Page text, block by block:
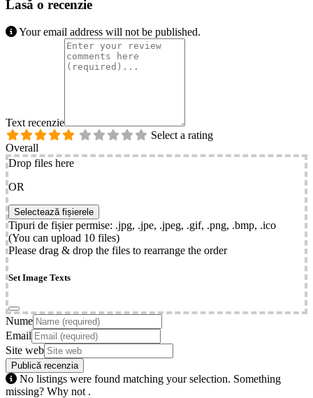
Lasă o recenzie
Your email address will not be published.
Text recenzie
Select a rating
Overall
Drop files here
OR
Tipuri de fișier permise: .jpg, .jpe, .jpeg, .gif, .png, .bmp, .ico
(You can upload 10 files)
Please drag & drop the files to rearrange the order
Set Image Texts
Nume
Email
Site web
No listings were found matching your selection. Something
missing? Why not .